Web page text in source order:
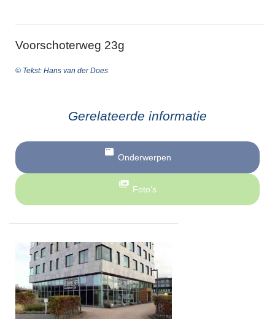
Voorschoterweg 23g
© Tekst: Hans van der Does
Gerelateerde informatie
Onderwerpen
Foto’s